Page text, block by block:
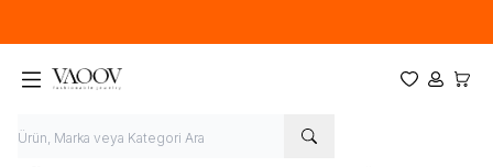
Favorilerim
Hesabım